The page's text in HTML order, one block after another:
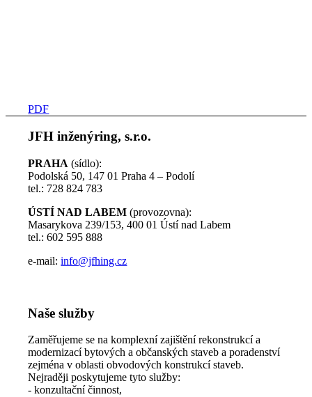
PDF
JFH inženýring, s.r.o.
PRAHA (sídlo):
Podolská 50, 147 01 Praha 4 – Podolí
tel.: 728 824 783
ÚSTÍ NAD LABEM (provozovna):
Masarykova 239/153, 400 01 Ústí nad Labem
tel.: 602 595 888
e-mail:info@jfhing.cz
Naše služby
Zaměřujeme se na komplexní zajištění rekonstrukcí a
modernizací bytových a občanských staveb a poradenství
zejména v oblasti obvodových konstrukcí staveb.
Nejraději poskytujeme tyto služby:
- konzultační činnost,